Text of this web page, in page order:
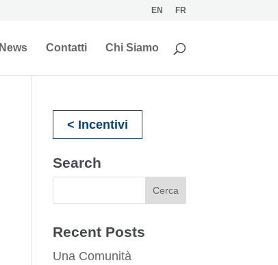
EN FR
News Contatti Chi Siamo
< Incentivi
Search
Recent Posts
Una Comunità